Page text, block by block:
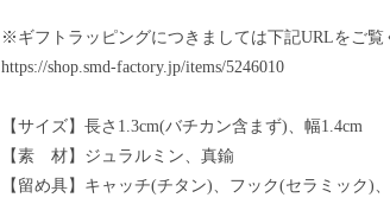
※ギフトラッピングにつきましては下記URLをご覧
https://shop.smd-factory.jp/items/5246010
【サイズ】長さ1.3cm(バチカン含まず)、幅1.4cm
【素 材】ジュラルミン、真鍮
【留め具】キャッチ(チタン)、フック(セラミック)